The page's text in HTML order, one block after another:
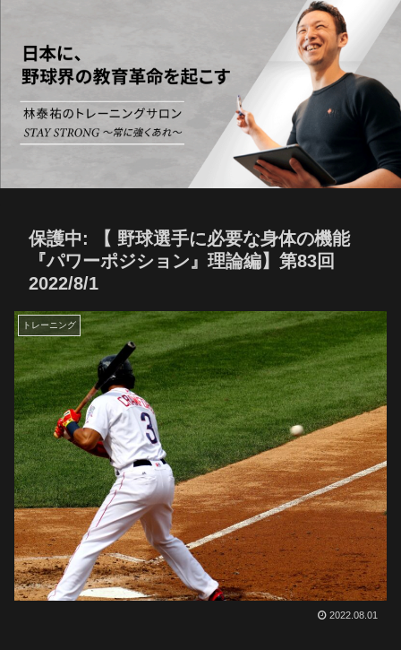
保護中: 【 野球選手に必要な身体の機能
『パワーポジション』理論編】第83回
2022/8/1
トレーニング
2022.08.01